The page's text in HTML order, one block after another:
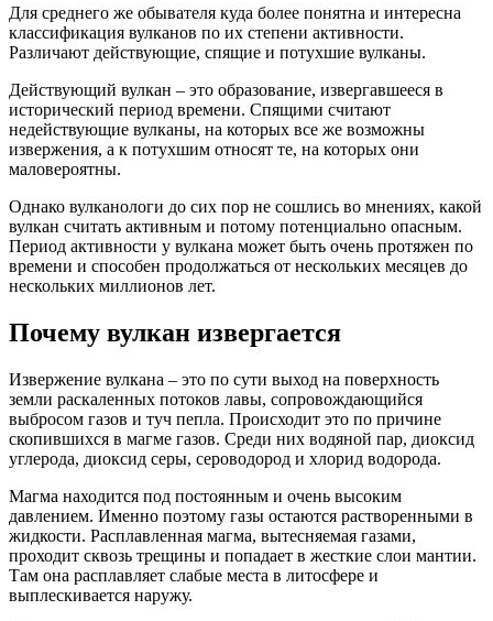
Для среднего же обывателя куда более понятна и интересна
классификация вулканов по их степени активности.
Различают действующие, спящие и потухшие вулканы.
Действующий вулкан – это образование, извергавшееся в
исторический период времени. Спящими считают
недействующие вулканы, на которых все же возможны
извержения, а к потухшим относят те, на которых они
маловероятны.
Однако вулканологи до сих пор не сошлись во мнениях, какой
вулкан считать активным и потому потенциально опасным.
Период активности у вулкана может быть очень протяжен по
времени и способен продолжаться от нескольких месяцев до
нескольких миллионов лет.
Почему вулкан извергается
Извержение вулкана – это по сути выход на поверхность
земли раскаленных потоков лавы, сопровождающийся
выбросом газов и туч пепла. Происходит это по причине
скопившихся в магме газов. Среди них водяной пар, диоксид
углерода, диоксид серы, сероводород и хлорид водорода.
Магма находится под постоянным и очень высоким
давлением. Именно поэтому газы остаются растворенными в
жидкости. Расплавленная магма, вытесняемая газами,
проходит сквозь трещины и попадает в жесткие слои мантии.
Там она расплавляет слабые места в литосфере и
выплескивается наружу.